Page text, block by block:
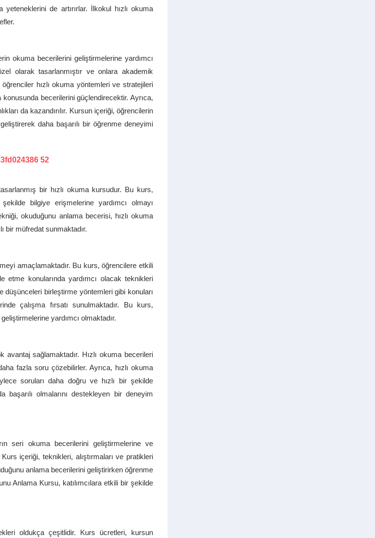
yeteneklerini de artırırlar. İlkokul hızlı okuma
okuma becerilerini geliştirmelerine yardımcı
olarak tasarlanmıştır ve onlara akademik
hızlı okuma yöntemleri ve stratejileri
becerilerini güçlendirecektir. Ayrıca,
da kazandırılır. Kursun içeriği, öğrencilerin
daha başarılı bir öğrenme deneyimi
bir hızlı okuma kursudur. Bu kurs,
bilgiye erişmelerine yardımcı olmayı
okuduğunu anlama becerisi, hızlı okuma
bir müfredat sunmaktadır.
amaçlamaktadır. Bu kurs, öğrencilere etkili
konularında yardımcı olacak teknikleri
düşünceleri birleştirme yöntemleri gibi konuları
çalışma fırsatı sunulmaktadır. Bu kurs,
yardımcı olmaktadır.
avantaj sağlamaktadır. Hızlı okuma becerileri
fazla soru çözebilirler. Ayrıca, hızlı okuma
soruları daha doğru ve hızlı bir şekilde
başarılı olmalarını destekleyen bir deneyim
seri okuma becerilerini geliştirmelerine ve
içeriği, teknikleri, alıştırmaları ve pratikleri
anlama becerilerini geliştirirken öğrenme
Anlama Kursu, katılımcılara etkili bir şekilde
oldukça çeşitlidir. Kurs ücretleri, kursun